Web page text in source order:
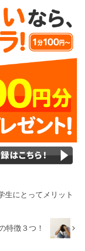
生にとってメリット
特徴３つ！